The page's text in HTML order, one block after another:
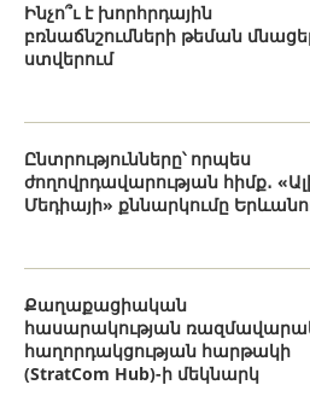
Ինչո՞ւ է խորհրդային
բռնաճնշումների թեման մնացել
ստվերում
Ընտրությունները՝ որպես
ժողովրդավարության հիմք․
Մեդիայի» քննարկումը
Քաղաքացիական
հասարակության
հաղորդակցության հարթակի
(StratCom Hub)-ի մեկնարկ